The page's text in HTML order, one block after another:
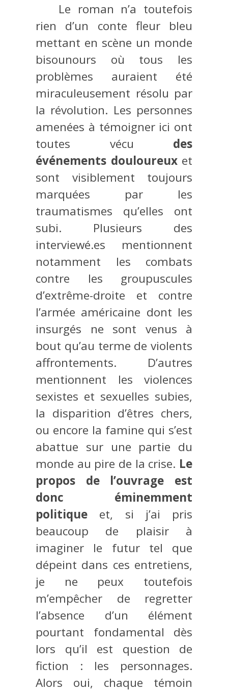
Le roman n’a toutefois
rien d’un conte fleur bleu
mettant en scène un monde
bisounours où tous les
problèmes auraient été
miraculeusement résolu par
la révolution. Les personnes
amenées à témoigner ici ont
toutes vécu des
événements douloureux et
sont visiblement toujours
marquées par les
traumatismes qu’elles ont
subi. Plusieurs des
interviewé.es mentionnent
notamment les combats
contre les groupuscules
d’extrême-droite et contre
l’armée américaine dont les
insurgés ne sont venus à
bout qu’au terme de violents
affrontements. D’autres
mentionnent les violences
sexistes et sexuelles subies,
la disparition d’êtres chers,
ou encore la famine qui s’est
abattue sur une partie du
monde au pire de la crise. Le
propos de l’ouvrage est
donc éminemment
politique et, si j’ai pris
beaucoup de plaisir à
imaginer le futur tel que
dépeint dans ces entretiens,
je ne peux toutefois
m’empêcher de regretter
l’absence d’un élément
pourtant fondamental dès
lors qu’il est question de
fiction : les personnages.
Alors oui, chaque témoin